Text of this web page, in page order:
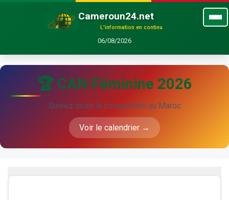
Cameroun24.net
L'information en continu
06/08/2026
🏆 CAN Féminine 2026
Suivez toute la compétition au Maroc
Voir le calendrier →